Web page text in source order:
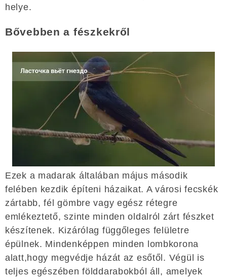
helye.
Bővebben a fészkekről
Ezek a madarak általában május második
felében kezdik építeni házaikat. A városi fecskék
zártabb, fél gömbre vagy egész rétegre
emlékeztető, szinte minden oldalról zárt fészket
készítenek. Kizárólag függőleges felületre
épülnek. Mindenképpen minden lombkorona
alatt,hogy megvédje házát az esőtől. Végül is
teljes egészében földdarabokból áll, amelyek